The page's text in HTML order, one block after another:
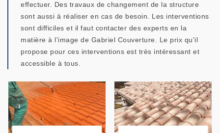
effectuer. Des travaux de changement de la structure
sont aussi à réaliser en cas de besoin. Les interventions
sont difficiles et il faut contacter des experts en la
matière à l'image de Gabriel Couverture. Le prix qu'il
propose pour ces interventions est très intéressant et
accessible à tous.